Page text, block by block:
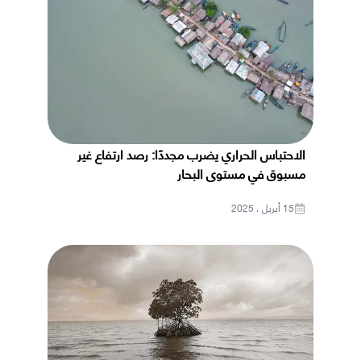
الاحتباس الحراري يضرب مجددًا: رصد ارتفاع غير
مسبوق في مستوى البحار
15 أبريل ، 2025